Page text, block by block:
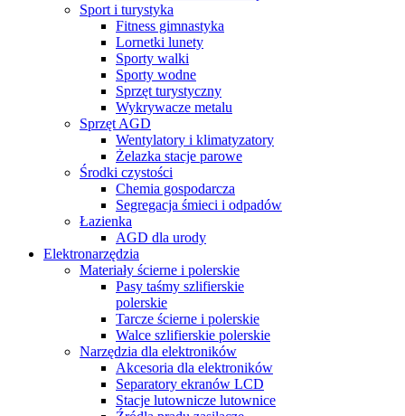
Sport i turystyka
Fitness gimnastyka
Lornetki lunety
Sporty walki
Sporty wodne
Sprzęt turystyczny
Wykrywacze metalu
Sprzęt AGD
Wentylatory i klimatyzatory
Żelazka stacje parowe
Środki czystości
Chemia gospodarcza
Segregacja śmieci i odpadów
Łazienka
AGD dla urody
Elektronarzędzia
Materiały ścierne i polerskie
Pasy taśmy szlifierskie
polerskie
Tarcze ścierne i polerskie
Walce szlifierskie polerskie
Narzędzia dla elektroników
Akcesoria dla elektroników
Separatory ekranów LCD
Stacje lutownicze lutownice